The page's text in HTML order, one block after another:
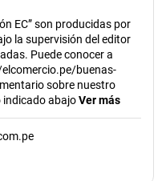
EC” son producidas por
la supervisión del editor
Puede conocer a
buenas-
sobre nuestro
indicado abajoVer más